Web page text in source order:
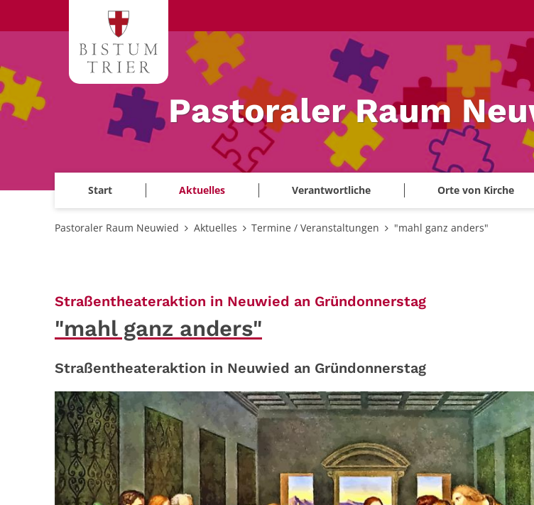
Pastoraler Raum
Start Aktuelles Verantwortliche Orte von Kirche
Pastoraler Raum Neuwied Aktuelles Termine / Veranstaltungen "mahl ganz anders"
Straßentheateraktion in Neuwied an Gründonnerstag:
"mahl ganz anders"
Straßentheateraktion in Neuwied an Gründonnerstag